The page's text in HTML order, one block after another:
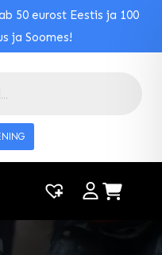
50 eurost Eestis ja 100
ja Soomes!